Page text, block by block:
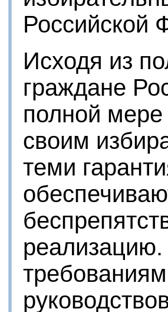
Российской
Исходя из
граждане
полной мере
своим
теми